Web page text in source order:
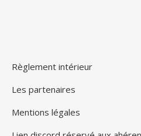
Règlement intérieur
Les partenaires
Mentions légales